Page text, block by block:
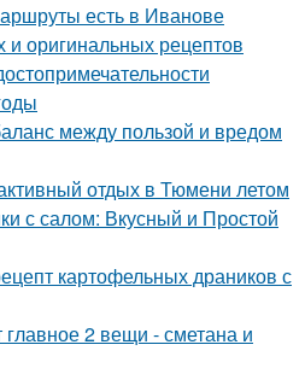
есть в Иванове
и оригинальных рецептов
между пользой и вредом
отдых в Тюмени летом
с салом: Вкусный и Простой
картофельных драников с
2 вещи - сметана и